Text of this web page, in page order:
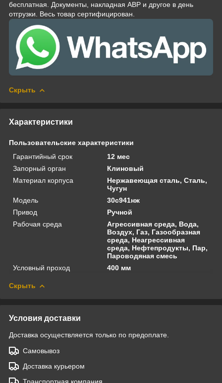
бесплатная. Документы, накладная АВР и другое в день
отгрузки. Весь товар сертифицирован.
Скрыть
Характеристики
Пользовательские характеристики
Гарантийный срок
12 мес
Запорный орган
Клиновый
Материал корпуса
Нержавеющая сталь, Сталь,
Чугун
Модель
30с941нж
Привод
Ручной
Рабочая среда
Агрессивная среда, Вода,
Воздух, Газ, Газообразная
среда, Неагрессивная
среда, Нефтепродукты, Пар,
Пароводяная смесь
Условный проход
400 мм
Скрыть
Условия доставки
Доставка осуществляется только по предоплате.
Самовывоз
Доставка курьером
Транспортная компания